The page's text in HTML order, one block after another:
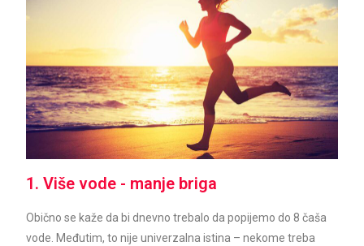
1. Više vode - manje briga
Obično se kaže da bi dnevno trebalo da popijemo do 8 čaša
vode. Međutim, to nije univerzalna istina – nekome treba